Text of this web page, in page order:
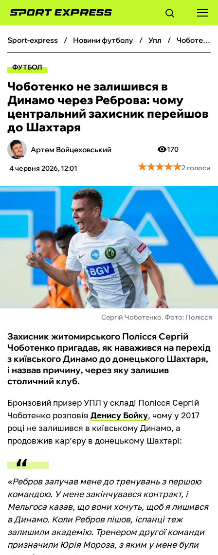
ФУТБОЛ
БОКС
ХОКЕЙ
ТЕНІС
КІБЕРСПОРТ
ЧС-2026
ФУТЗАЛ
ІНШІ
БУКМЕКЕРИ
sport-express новини футболу упл Чоботенко не залишився в Динамо через Реброва: чому центральний захисник перейшов до Шахтаря
ФУТБОЛ
Чоботенко не залишився в
Динамо через Реброва: чому
центральний захисник перейшов
до Шахтаря
Артем Войцеховський
4 червня 2026, 12:01
170
★★★★★
★★★★★2 голоси
Сергій Чоботенко. Фото: Полісся
Захисник житомирського Полісся Сергій
Чоботенко пригадав, як наважився на перехід
з київського Динамо до донецького Шахтаря,
і назвав причину, через яку залишив
столичний клуб.
Бронзовий призер УПЛ у складі Полісся Сергій
Чоботенко розповів Денису Бойку, чому у 2017
році не залишився в київському Динамо, а
продовжив кар’єру в донецькому Шахтарі:
«Ребров залучав мене до тренувань з першою
командою. У мене закінчувався контракт, і
Мельгоса казав, що вони хочуть, щоб я лишився
в Динамо. Коли Ребров пішов, іспанці теж
залишили академію. Тренером другої команди
призначили Юрія Мороза, з яким у мене були